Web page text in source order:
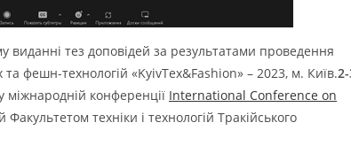
виданні тез доповідей за результатами проведення
фешн-технологій «KyivTex&Fashion» – 2023, м. Київ.
конференції International Conference on
Факультетом техніки і технологій Тракійського